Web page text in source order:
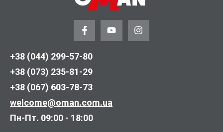
+38 (044) 299-57-80
+38 (073) 235-81-29
+38 (067) 603-78-73
welcome@oman.com.ua
Пн-Пт. 09:00 - 18:00